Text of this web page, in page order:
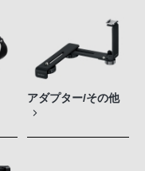
アダプター/その他